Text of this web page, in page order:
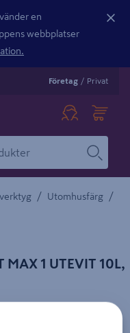
en
webbplatser
Företag / Privat
/ Utomhusfärg /
MAX 1 UTEVIT 10L,